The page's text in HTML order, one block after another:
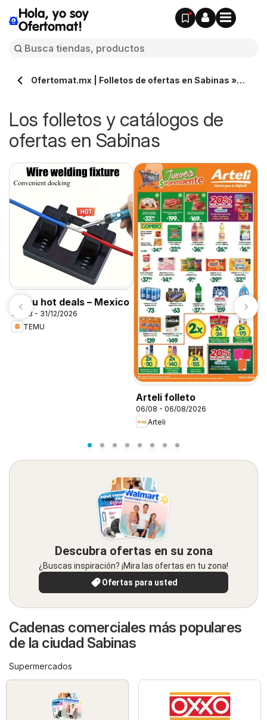
Hola, yo soy
Ofertomat!
Ofertomat.mx | Folletos de ofertas en Sabinas »
Los folletos y catálogos de
ofertas en Sabinas
Temu hot deals – Mexico
06/08 - 31/12/2026
TEMU
Arteli folleto
06/08 - 06/08/2026
Arteli
Descubra ofertas en su zona
¿Buscas inspiración? ¡Mira las ofertas en tu zona!
Ofertas para usted
Cadenas comerciales más populares
de la ciudad Sabinas
Supermercados